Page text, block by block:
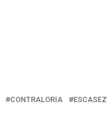
CONTRALORIA